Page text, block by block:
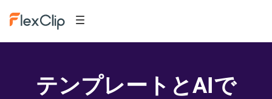
テンプレートとAIで